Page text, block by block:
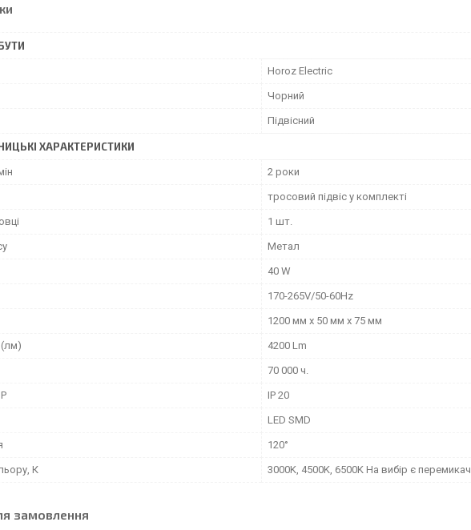
Horoz Electric
Чорний
Підвісний
ХАРАКТЕРИСТИКИ
2 роки
тросовий підвіс у комплекті
1 шт.
Метал
40 W
170-265V/50-60Hz
1200 мм х 50 мм х 75 мм
(лм) 4200 Lm
70 000 ч.
IP 20
LED SMD
120°
К 3000K, 4500K, 6500K На вибір є перемикач
замовлення